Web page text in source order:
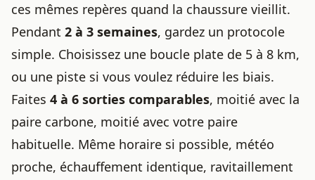
ces mêmes repères quand la chaussure vieillit.
Pendant 2 à 3 semaines, gardez un protocole
simple. Choisissez une boucle plate de 5 à 8 km,
ou une piste si vous voulez réduire les biais.
Faites 4 à 6 sorties comparables, moitié avec la
paire carbone, moitié avec votre paire
habituelle. Même horaire si possible, météo
proche, échauffement identique, ravitaillement